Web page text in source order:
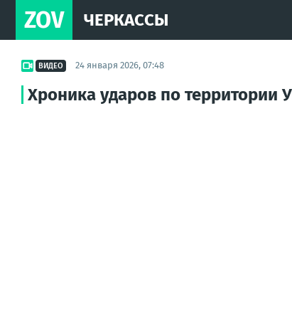
ZOV ЧЕРКАССЫ
ВИДЕО 24 января 2026, 07:48
Хроника ударов по территории